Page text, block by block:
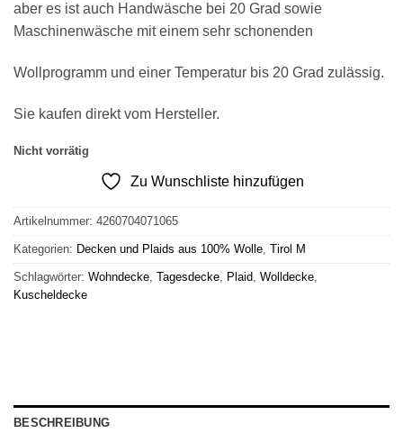
aber es ist auch Handwäsche bei 20 Grad sowie
Maschinenwäsche mit einem sehr schonenden
Wollprogramm und einer Temperatur bis 20 Grad zulässig.
Sie kaufen direkt vom Hersteller.
Nicht vorrätig
Zu Wunschliste hinzufügen
Artikelnummer: 4260704071065
Kategorien: Decken und Plaids aus 100% Wolle Tirol M
Schlagwörter: Wohndecke Tagesdecke Plaid Wolldecke
Kuscheldecke
BESCHREIBUNG